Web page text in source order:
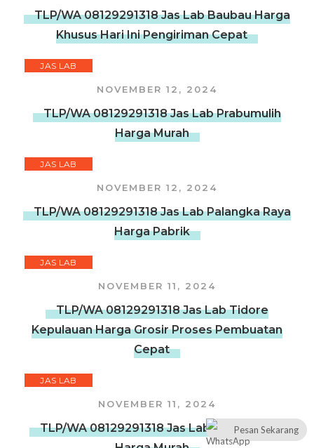
TLP/WA 08129291318 Jas Lab Baubau Harga
Khusus Hari Ini Pengiriman Cepat
JAS LAB
NOVEMBER 12, 2024
TLP/WA 08129291318 Jas Lab Prabumulih
Harga Murah
JAS LAB
NOVEMBER 12, 2024
TLP/WA 08129291318 Jas Lab Palangka Raya
Harga Pabrik
JAS LAB
NOVEMBER 11, 2024
TLP/WA 08129291318 Jas Lab Tidore
Kepulauan Harga Grosir Proses Pembuatan
Cepat
JAS LAB
NOVEMBER 11, 2024
TLP/WA 08129291318 Jas Lab Banjarmasin
Pesan Sekarang